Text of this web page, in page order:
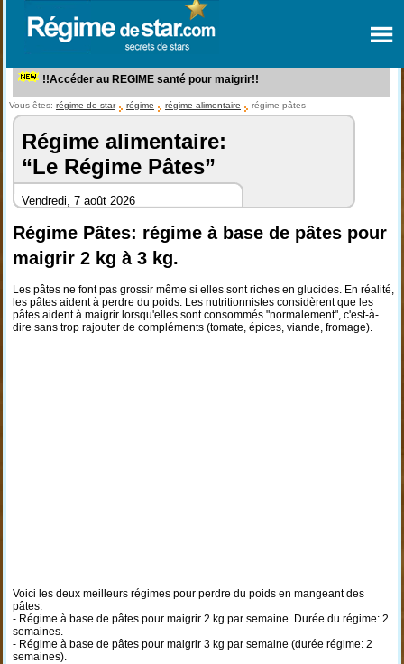
!!Accéder au REGIME santé pour maigrir!!
Vous êtes: régime de star régime régime alimentaire régime pâtes
Régime alimentaire:
“Le Régime Pâtes”
Vendredi, 7 août 2026
Régime Pâtes: régime à base de pâtes pour
maigrir 2 kg à 3 kg.
Les pâtes ne font pas grossir même si elles sont riches en glucides. En réalité,
les pâtes aident à perdre du poids. Les nutritionnistes considèrent que les
pâtes aident à maigrir lorsqu'elles sont consommés "normalement", c'est-à-
dire sans trop rajouter de compléments (tomate, épices, viande, fromage).
Voici les deux meilleurs régimes pour perdre du poids en mangeant des
pâtes:
- Régime à base de pâtes pour maigrir 2 kg par semaine. Durée du régime: 2
semaines.
- Régime à base de pâtes pour maigrir 3 kg par semaine (durée régime: 2
semaines).